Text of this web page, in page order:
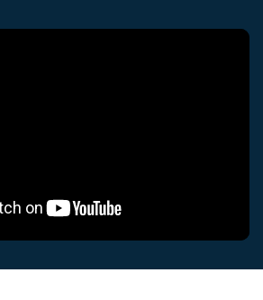
Scopri come i nostri clienti